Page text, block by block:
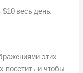
$10 весь день.
этих
посетить и чтобы